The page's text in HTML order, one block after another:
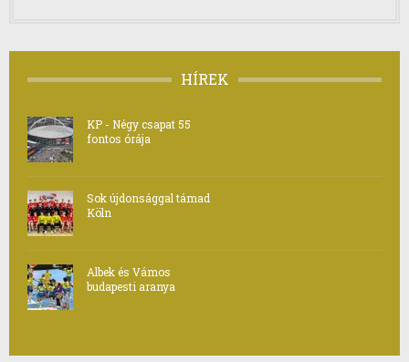
HÍREK
KP - Négy csapat 55
fontos órája
Sok újdonsággal támad
Köln
Albek és Vámos
budapesti aranya